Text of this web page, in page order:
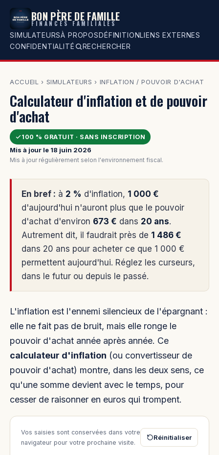
BON PÈRE DE FAMILLE
FINANCES FAMILIALES
SIMULATEURSÀ PROPOSDÉFINITIONLIENS EXTERNES
CONFIDENTIALITÉ
RECHERCHER
ACCUEIL › SIMULATEURS › INFLATION / POUVOIR D'ACHAT
Calculateur d'inflation et de pouvoir
d'achat
100 % GRATUIT · SANS INSCRIPTION
Mis à jour le 18 juin 2026
Mis à jour régulièrement selon l'environnement fiscal.
En bref : à 2 % d'inflation, 1 000 €
d'aujourd'hui n'auront plus que le pouvoir
d'achat d'environ 673 € dans 20 ans.
Autrement dit, il faudrait près de 1 486 €
dans 20 ans pour acheter ce que 1 000 €
permettent aujourd'hui. Réglez les curseurs,
dans le futur ou depuis le passé.
L'inflation est l'ennemi silencieux de l'épargnant :
elle ne fait pas de bruit, mais elle ronge le
pouvoir d'achat année après année. Ce
calculateur d'inflation (ou convertisseur de
pouvoir d'achat) montre, dans les deux sens, ce
qu'une somme devient avec le temps, pour
cesser de raisonner en euros qui trompent.
Vos saisies sont conservées dans votre
navigateur pour votre prochaine visite.
Réinitialiser